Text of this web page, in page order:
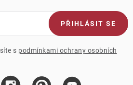
s podmínkami ochrany osobních
PŘIHLÁSIT SE